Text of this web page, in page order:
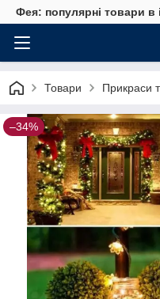
Фея: популярні товари в
Товари Прикраси
–34%